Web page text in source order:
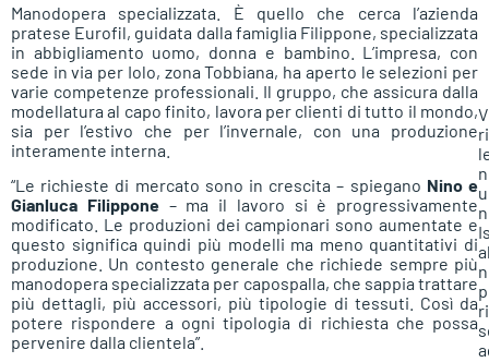
Manodopera specializzata. È quello che cerca l’azienda
pratese Eurofil, guidata dalla famiglia Filippone, specializzata
in abbigliamento uomo, donna e bambino. L’impresa, con
sede in via per Iolo, zona Tobbiana, ha aperto le selezioni per
varie competenze professionali. Il gruppo, che assicura dalla
modellatura al capo finito, lavora per clienti di tutto il mondo,
sia per l’estivo che per l’invernale, con una produzione
interamente interna.
“Le richieste di mercato sono in crescita – spiegano Nino e
Gianluca Filippone– ma il lavoro si è progressivamente
modificato. Le produzioni dei campionari sono aumentate e
questo significa quindi più modelli ma meno quantitativi di
produzione. Un contesto generale che richiede sempre più
manodopera specializzata per capospalla, che sappia trattare
più dettagli, più accessori, più tipologie di tessuti. Così da
potere rispondere a ogni tipologia di richiesta che possa
pervenire dalla clientela”.